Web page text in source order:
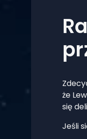
że
się
Jeśli